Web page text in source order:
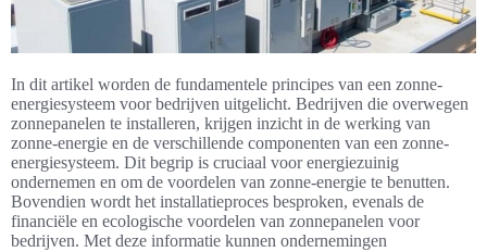
In dit artikel worden de fundamentele principes van een zonne-
energiesysteem voor bedrijven uitgelicht. Bedrijven die overwegen
zonnepanelen te installeren, krijgen inzicht in de werking van
zonne-energie en de verschillende componenten van een zonne-
energiesysteem. Dit begrip is cruciaal voor energiezuinig
ondernemen en om de voordelen van zonne-energie te benutten.
Bovendien wordt het installatieproces besproken, evenals de
financiële en ecologische voordelen van zonnepanelen voor
bedrijven. Met deze informatie kunnen ondernemingen